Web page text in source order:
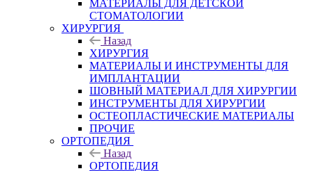
МАТЕРИАЛЫ ДЛЯ ДЕТСКОЙ
СТОМАТОЛОГИИ
ХИРУРГИЯ
Назад
ХИРУРГИЯ
МАТЕРИАЛЫ И ИНСТРУМЕНТЫ ДЛЯ
ИМПЛАНТАЦИИ
ШОВНЫЙ МАТЕРИАЛ ДЛЯ ХИРУРГИИ
ИНСТРУМЕНТЫ ДЛЯ ХИРУРГИИ
ОСТЕОПЛАСТИЧЕСКИЕ МАТЕРИАЛЫ
ПРОЧИЕ
ОРТОПЕДИЯ
Назад
ОРТОПЕДИЯ